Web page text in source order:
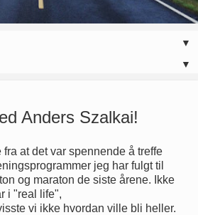
▼
▼
Anders Szalkai!
at det var spennende å treffe
jeg har fulgt til
og maraton de siste årene. Ikke
i "real life",
vi ikke hvordan ville bli heller.